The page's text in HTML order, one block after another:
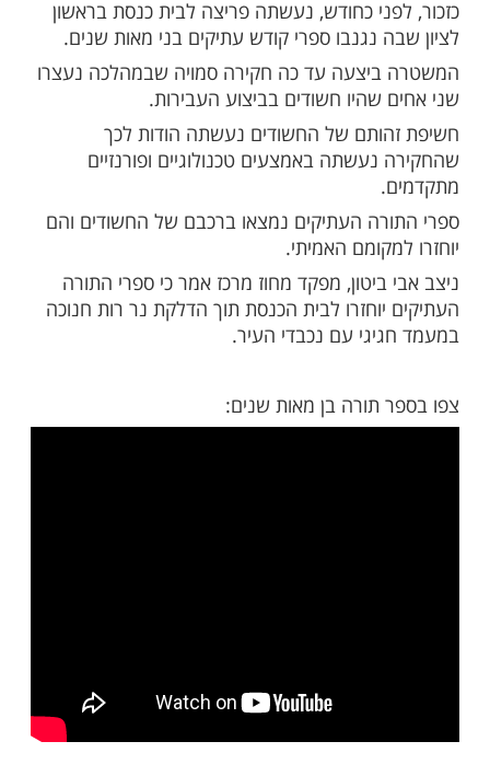
העתיקים שנגנבו - נמצאו והוחזרו למקומם
עוד תוכן חדש ומפתיע! התחברו לכל
שלנו בתהיליםבלחיצה כאן >>>​
כחודש, נעשתה פריצה לבית כנסת בראשון
נגנבו ספרי קודש עתיקים בני מאות שנים.
עד כה חקירה סמויה שבמהלכה נעצרו
חשודים בביצוע העבירות.
באמצעים טכנולוגיים ופורנזיים
תורה בן מאות שנים: